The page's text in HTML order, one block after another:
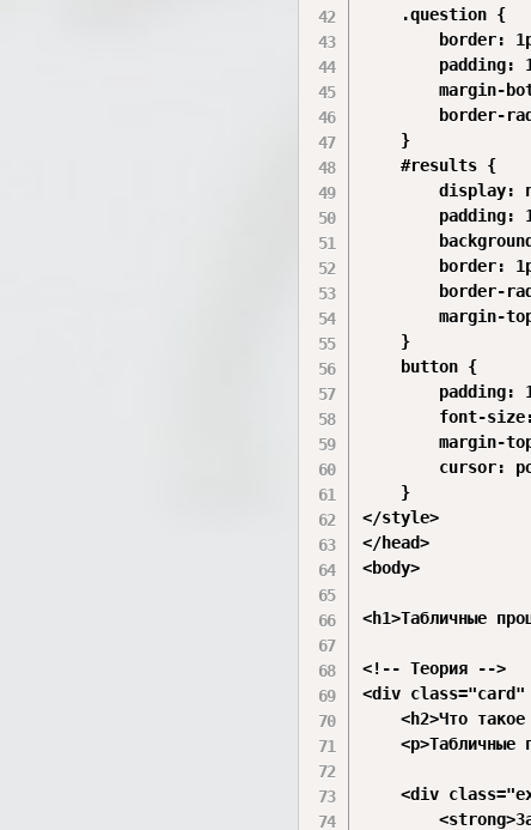
    .question {
border:
padding:
margin-
border-
    }
    #results {
display:
padding:
border:
border-
margin-
    }
    button {
padding:
font-
margin-
cursor:
    }
</style>
</head>
<body>
<h1>Табличные
<!-- Теория -->
<div
<h2>Что
<p>Табличные
<div